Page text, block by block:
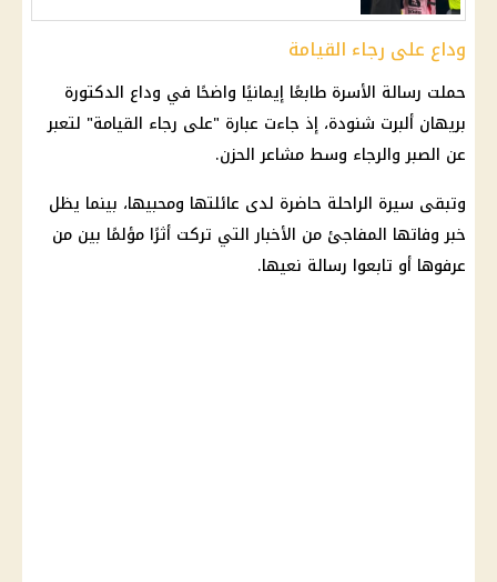
وداع على رجاء القيامة
حملت رسالة الأسرة طابعًا إيمانيًا واضحًا في وداع الدكتورة
بريهان ألبرت شنودة، إذ جاءت عبارة "على رجاء القيامة" لتعبر
عن الصبر والرجاء وسط مشاعر الحزن.
وتبقى سيرة الراحلة حاضرة لدى عائلتها ومحبيها، بينما يظل
خبر وفاتها المفاجئ من الأخبار التي تركت أثرًا مؤلمًا بين من
عرفوها أو تابعوا رسالة نعيها.